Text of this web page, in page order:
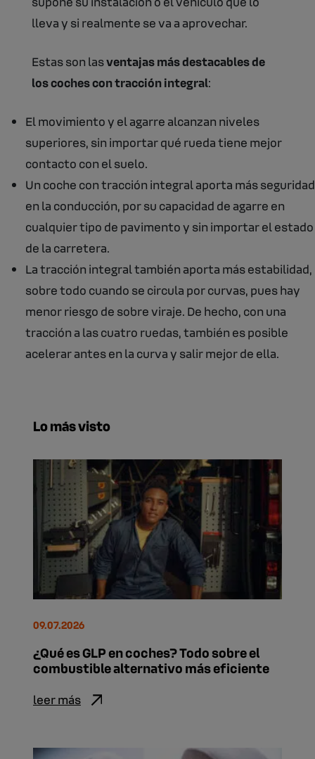
lleva y si realmente se va a aprovechar.
Estas son lasventajas más destacables de
los coches con tracción integral:
El movimiento y el agarre alcanzan niveles
superiores, sin importar qué rueda tiene mejor
contacto con el suelo.
Un coche con tracción integral aporta más seguridad
en la conducción, por su capacidad de agarre en
cualquier tipo de pavimento y sin importar el estado
de la carretera.
La tracción integral también aporta más estabilidad,
sobre todo cuando se circula por curvas, pues hay
menor riesgo de sobre viraje. De hecho, con una
tracción a las cuatro ruedas, también es posible
acelerar antes en la curva y salir mejor de ella.
Lo más visto
¿Qué es GLP en coches? Todo sobre el
combustible alternativo más eficiente
09.07.2026
leer más